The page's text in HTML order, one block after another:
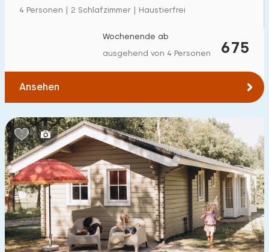
4 Personen | 2 Schlafzimmer | Haustierfrei
675
Wochenende ab
ausgehend von 4 Personen
Ansehen